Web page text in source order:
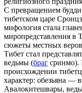
С превращением
тибетском царе
мифология стала
миропредставления
сюжеты местных
Тибет стал
ведьмы (браг сринмо).
происхождении
характер: обезьяна —
Авалокитешвары,